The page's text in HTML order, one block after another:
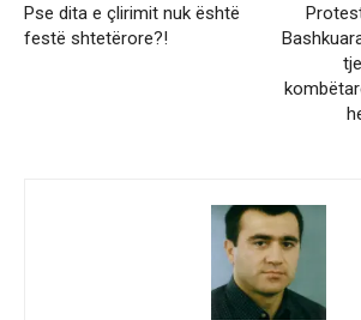
Pse dita e çlirimit nuk është
festë shtetërore?!